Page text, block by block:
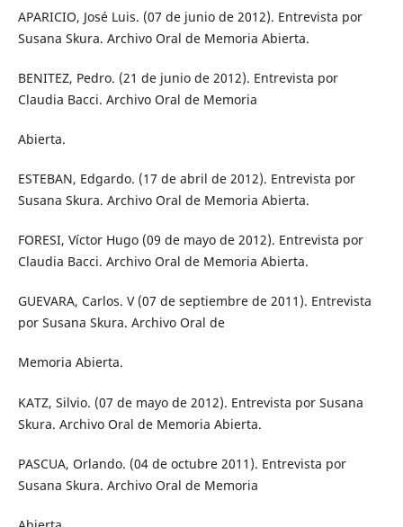
APARICIO, José Luis. (07 de junio de 2012). Entrevista por
Susana Skura. Archivo Oral de Memoria Abierta.
BENITEZ, Pedro. (21 de junio de 2012). Entrevista por
Claudia Bacci. Archivo Oral de Memoria
Abierta.
ESTEBAN, Edgardo. (17 de abril de 2012). Entrevista por
Susana Skura. Archivo Oral de Memoria Abierta.
FORESI, Víctor Hugo (09 de mayo de 2012). Entrevista por
Claudia Bacci. Archivo Oral de Memoria Abierta.
GUEVARA, Carlos. V (07 de septiembre de 2011). Entrevista
por Susana Skura. Archivo Oral de
Memoria Abierta.
KATZ, Silvio. (07 de mayo de 2012). Entrevista por Susana
Skura. Archivo Oral de Memoria Abierta.
PASCUA, Orlando. (04 de octubre 2011). Entrevista por
Susana Skura. Archivo Oral de Memoria